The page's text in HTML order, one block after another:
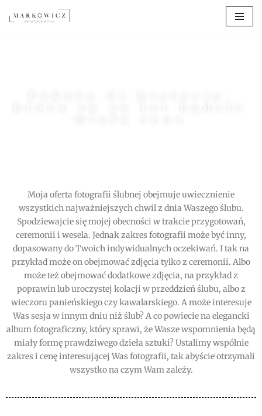
Moja oferta fotografii ślubnej obejmuje uwiecznienie
wszystkich najważniejszych chwil z dnia Waszego ślubu.
Spodziewajcie się mojej obecności w trakcie przygotowań,
ceremonii i wesela. Jednak zakres fotografii może być inny,
dopasowany do Twoich indywidualnych oczekiwań. I tak na
przykład może on obejmować zdjęcia tylko z ceremonii. Albo
może też obejmować dodatkowe zdjęcia, na przykład z
poprawin lub uroczystej kolacji w przeddzień ślubu, albo z
wieczoru panieńskiego czy kawalarskiego. A może interesuje
Was sesja w innym dniu niż ślub? A co powiecie na elegancki
album fotograficzny, który sprawi, że Wasze wspomnienia będą
miały formę prawdziwego dzieła sztuki? Ustalimy wspólnie
zakres i cenę interesującej Was fotografii, tak abyście otrzymali
wszystko na czym Wam zależy.